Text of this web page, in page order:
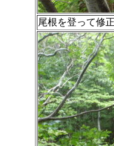
尾根を登って修